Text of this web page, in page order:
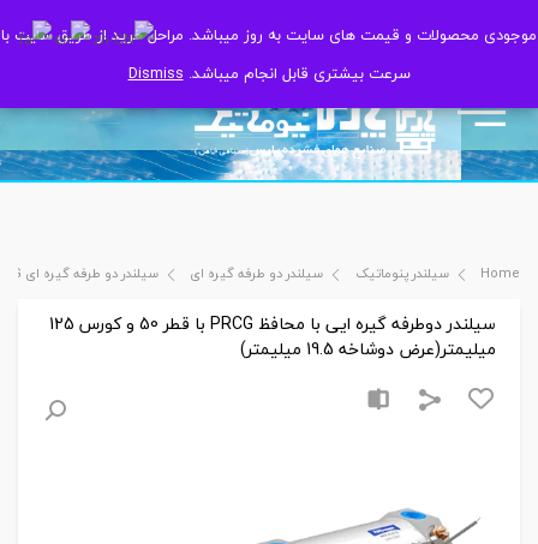
موجودی محصولات و قیمت های سایت به روز میباشد. مراحل خرید از طریق سایت با
سرعت بیشتری قابل انجام میباشد.Dismiss
موجودی محصولات و قیمت های سایت به روز میباشد. مراحل خرید از طریق سایت با
سرعت بیشتری قابل انجام میباشد.Dismiss
Home سیلندر پنوماتیک سیلندر دو طرفه گیره ای سیلندر دو طرفه گیره ای PRCG
سیلندر دوطرفه گیره ایی با محافظ PRCG با قطر 50 و کورس 125
میلیمتر(عرض دوشاخه 19.5 میلیمتر)